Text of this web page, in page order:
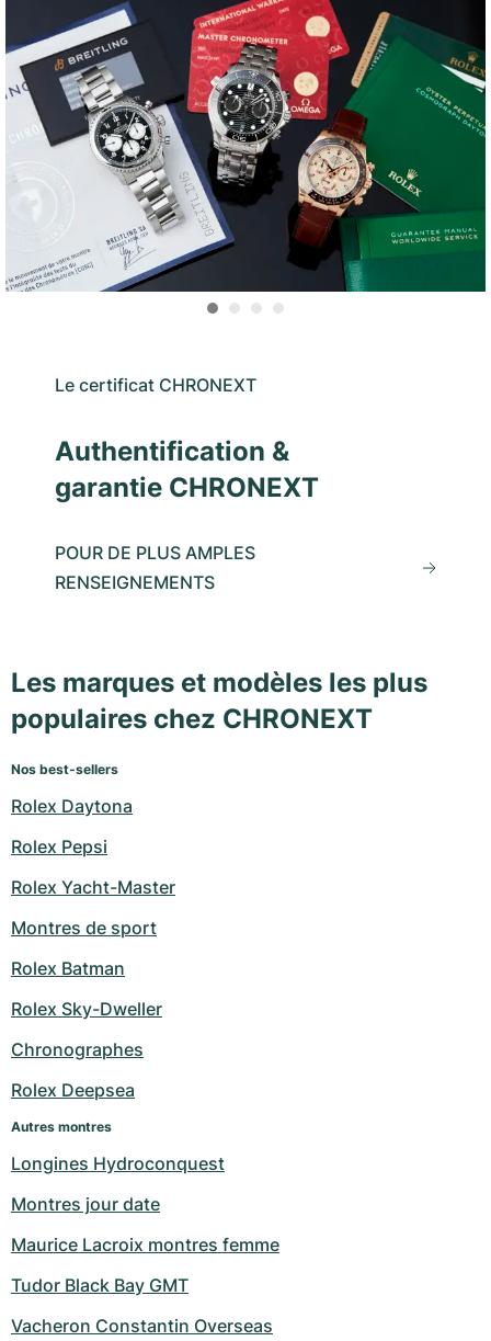
Le certificat CHRONEXT
Authentification &
garantie CHRONEXT
POUR DE PLUS AMPLES
RENSEIGNEMENTS
Les marques et modèles les plus
populaires chez CHRONEXT
Nos best-sellers
Rolex Daytona
Rolex Pepsi
Rolex Yacht-Master
Montres de sport
Rolex Batman
Rolex Sky-Dweller
Chronographes
Rolex Deepsea
Autres montres
Longines Hydroconquest
Montres jour date
Maurice Lacroix montres femme
Tudor Black Bay GMT
Vacheron Constantin Overseas